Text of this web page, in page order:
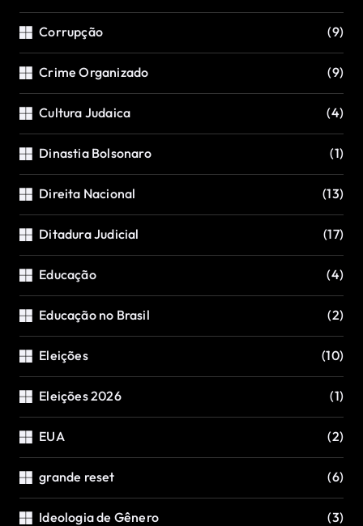
Corrupção (9)
Crime Organizado (9)
Cultura Judaica (4)
Dinastia Bolsonaro (1)
Direita Nacional (13)
Ditadura Judicial (17)
Educação (4)
Educação no Brasil (2)
Eleições (10)
Eleições 2026 (1)
EUA (2)
grande reset (6)
Ideologia de Gênero (3)